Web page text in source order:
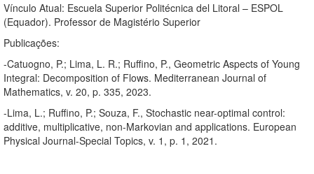
Vínculo Atual: Escuela Superior Politécnica del Litoral – ESPOL
(Equador). Professor de Magistério Superior
Publicações:
-Catuogno, P.; Lima, L. R.; Ruffino, P., Geometric Aspects of Young
Integral: Decomposition of Flows. Mediterranean Journal of
Mathematics, v. 20, p. 335, 2023.
-Lima, L.; Ruffino, P.; Souza, F., Stochastic near-optimal control:
additive, multiplicative, non-Markovian and applications. European
Physical Journal-Special Topics, v. 1, p. 1, 2021.